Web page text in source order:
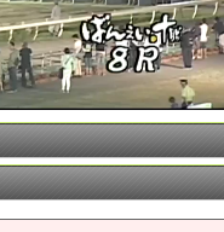
Video